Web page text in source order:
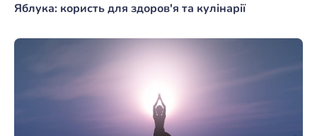
Яблука: користь для здоров'я та кулінарії